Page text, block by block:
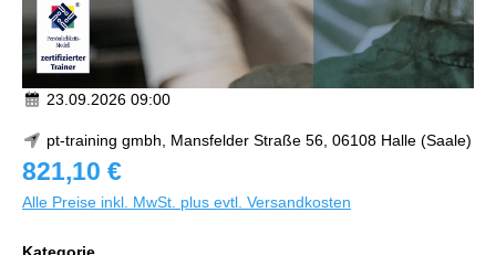
23.09.2026 09:00
pt-training gmbh, Mansfelder Straße 56, 06108 Halle (Saale)
821,10 €
Alle Preise inkl. MwSt. plus evtl. Versandkosten